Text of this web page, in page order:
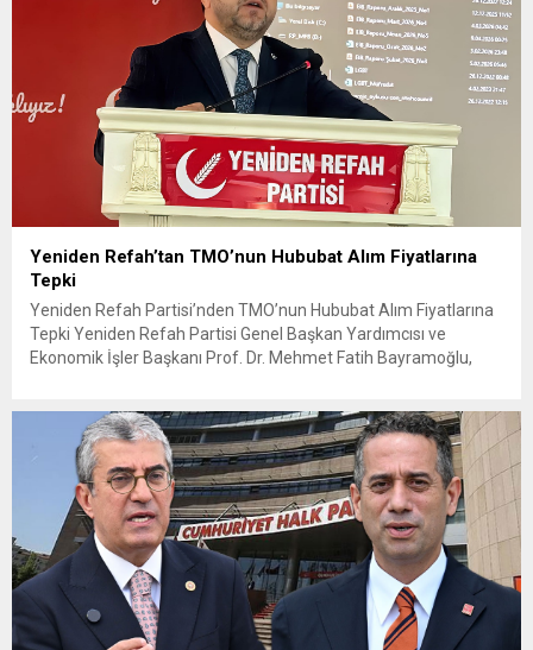
Yeniden Refah’tan TMO’nun Hububat Alım Fiyatlarına
Tepki
Yeniden Refah Partisi’nden TMO’nun Hububat Alım Fiyatlarına
Tepki Yeniden Refah Partisi Genel Başkan Yardımcısı ve
Ekonomik İşler Başkanı Prof. Dr. Mehmet Fatih Bayramoğlu,
fiyatların çiftçinin artan maliyetlerini karşılamaktan uzak
olduğunu savunarak fiyatların yeniden değerlendirilmesi
çağrısında...